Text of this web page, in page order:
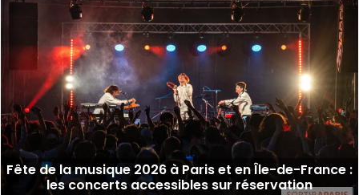
Fête de la musique 2026 à Paris et en Île-de-France :
les concerts accessibles sur réservation